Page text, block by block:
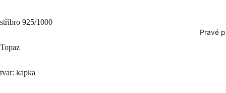
Pravé
stříbro 925/1000
Topaz
tvar: kapka